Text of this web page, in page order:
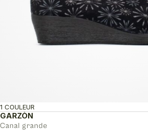
GARZÒN
Canal grande
1 COULEUR